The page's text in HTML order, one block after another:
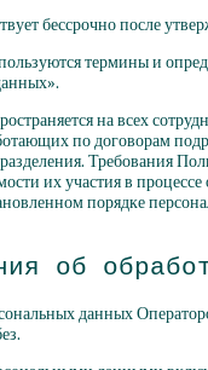
бессрочно после
термины и
на всех
по договорам
Требования
их участия в
порядке
об
данных